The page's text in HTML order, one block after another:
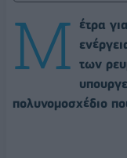
Μ
έτρα
των
πολυνομοσχέδιο